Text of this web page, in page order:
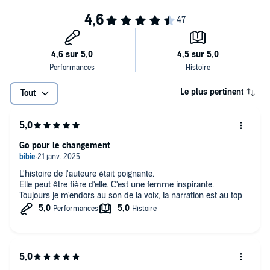
Tout Le plus pertinent
L'histoire de l'auteure était poignante.
Elle peut être fière d'elle. C'est une femme inspirante.
Toujours je m'endors au son de la voix, la narration est au top
Go pour le changement